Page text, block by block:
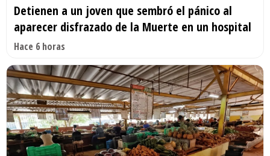
Detienen a un joven que sembró el pánico al
aparecer disfrazado de la Muerte en un hospital
Hace 6 horas